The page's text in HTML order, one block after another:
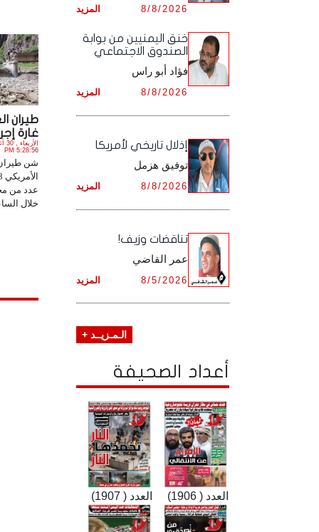
غارة
5:28:56 PM
شن
عدد من
خلال
أرشيف شهر ديـسـمـبـر ,
المزيد 8/8/2026
خنق اليمنيين من بوابة
الصندوق الاجتماعي
فؤاد أبو راس
المزيد 8/8/2026
إذلال تاريخي لأمريكا
توفيق هزمل
المزيد 8/8/2026
تناقضات وزيف!
عمر القاضي
المزيد 8/5/2026
الـمـزيــد +
أعداد الصحيفة
العدد ( 1907) العدد ( 1906)